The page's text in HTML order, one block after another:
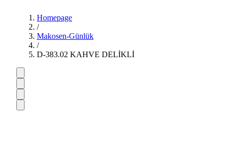
Homepage
/
Makosen-Günlük
/
D-383.02 KAHVE DELİKLİ